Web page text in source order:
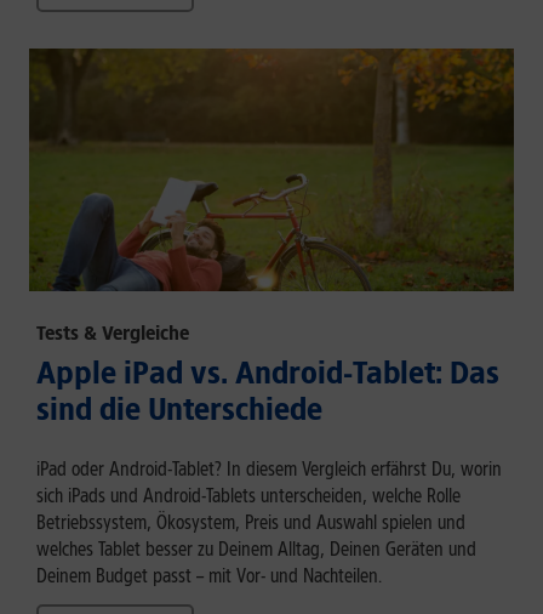
Tests & Vergleiche
Apple iPad vs. Android-Tablet: Das
sind die Unterschiede
iPad oder Android-Tablet? In diesem Vergleich erfährst Du, worin
sich iPads und Android-Tablets unterscheiden, welche Rolle
Betriebssystem, Ökosystem, Preis und Auswahl spielen und
welches Tablet besser zu Deinem Alltag, Deinen Geräten und
Deinem Budget passt – mit Vor- und Nachteilen.